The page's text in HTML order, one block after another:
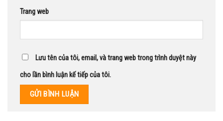
Trang web
Lưu tên của tôi, email, và trang web trong trình duyệt này
cho lần bình luận kế tiếp của tôi.